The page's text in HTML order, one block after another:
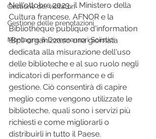
Gestione dei visitatori
Gestione delle prenotazioni
Montagna & Comprensori Sciistici
Nell'ottobre 2023, il Ministero della
Cultura francese, AFNOR e la
Bibliothèque publique d'information
(Bpi) organizzano una giornata
dedicata alla misurazione dell'uso
delle biblioteche e al suo ruolo negli
indicatori di performance e di
gestione. Ciò consentirà di capire
meglio come vengono utilizzate le
biblioteche, quali sono i servizi più
richiesti e come migliorarli o
distribuirli in tutto il Paese.